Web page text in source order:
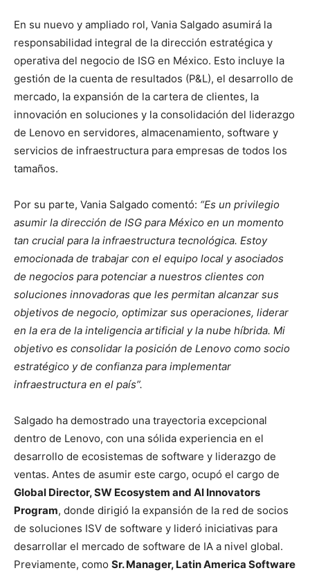
En su nuevo y ampliado rol, Vania Salgado asumirá la
responsabilidad integral de la dirección estratégica y
operativa del negocio de ISG en México. Esto incluye la
gestión de la cuenta de resultados (P&L), el desarrollo de
mercado, la expansión de la cartera de clientes, la
innovación en soluciones y la consolidación del liderazgo
de Lenovo en servidores, almacenamiento, software y
servicios de infraestructura para empresas de todos los
tamaños.
Por su parte, Vania Salgado comentó: “Es un privilegio
asumir la dirección de ISG para México en un momento
tan crucial para la infraestructura tecnológica. Estoy
emocionada de trabajar con el equipo local y asociados
de negocios para potenciar a nuestros clientes con
soluciones innovadoras que les permitan alcanzar sus
objetivos de negocio, optimizar sus operaciones, liderar
en la era de la inteligencia artificial y la nube híbrida. Mi
objetivo es consolidar la posición de Lenovo como socio
estratégico y de confianza para implementar
infraestructura en el país”.
Salgado ha demostrado una trayectoria excepcional
dentro de Lenovo, con una sólida experiencia en el
desarrollo de ecosistemas de software y liderazgo de
ventas. Antes de asumir este cargo, ocupó el cargo de
Global Director, SW Ecosystem and AI Innovators
Program, donde dirigió la expansión de la red de socios
de soluciones ISV de software y lideró iniciativas para
desarrollar el mercado de software de IA a nivel global.
Previamente, como Sr. Manager, Latin America Software